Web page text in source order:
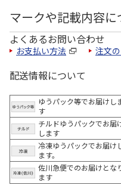
マークや記載内容に
よくあるお問い合わせ
お支払い方法 注文
配送情報について
ゆうパック等でお届けし
す
チルドゆうパックでお届
します
冷凍ゆうパックでお届け
ます。
佐川急便でのお届けとな
ます